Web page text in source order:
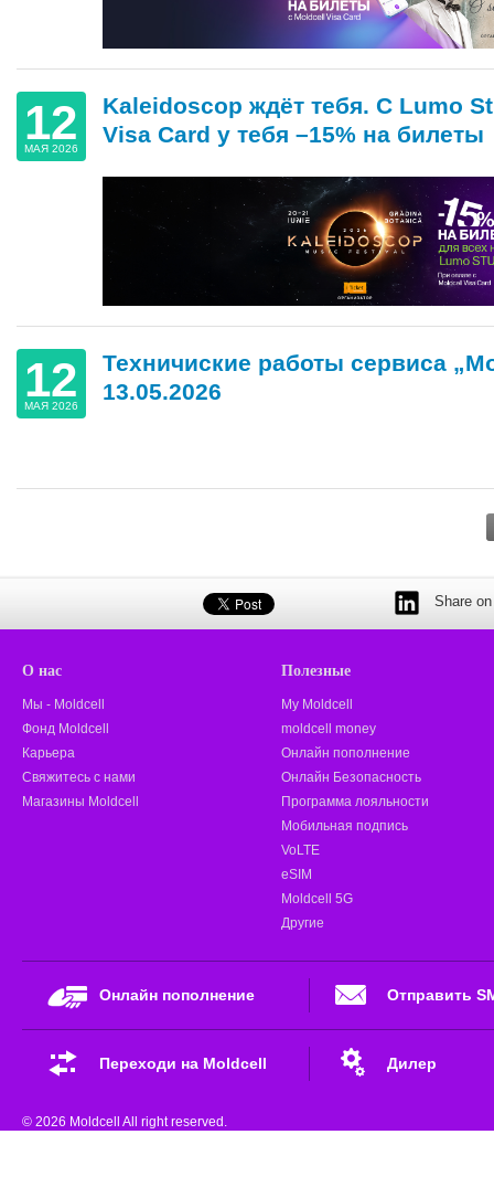
12
МАЯ 2026
Kaleidoscop ждёт тебя. С Lumo
Visa Card у тебя –15% на билеты
12
МАЯ 2026
Техничиские работы сервиса
13.05.2026
Share
О нас
Мы - Moldcell
Фонд Moldcell
Карьера
Свяжитесь с нами
Магазины Moldcell
Полезные
My Moldcell
moldcell money
Онлайн пополнение
Онлайн Безопасность
Программа лояльности
Мобильная подпись
VoLTE
eSIM
Moldcell 5G
Другие
Онлайн пополнение Отправить
Переходи на Moldcell Дилер
© 2026 Moldcell All right reserved.